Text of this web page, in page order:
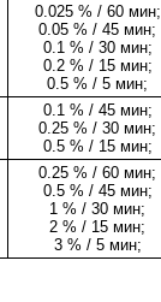
0.025 % / 60 мин;
0.05 % / 45 мин;
0.1 % / 30 мин;
0.2 % / 15 мин;
0.5 % / 5 мин;
0.1 % / 45 мин;
0.25 % / 30 мин;
0.5 % / 15 мин;
0.25 % / 60 мин;
0.5 % / 45 мин;
1 % / 30 мин;
2 % / 15 мин;
3 % / 5 мин;